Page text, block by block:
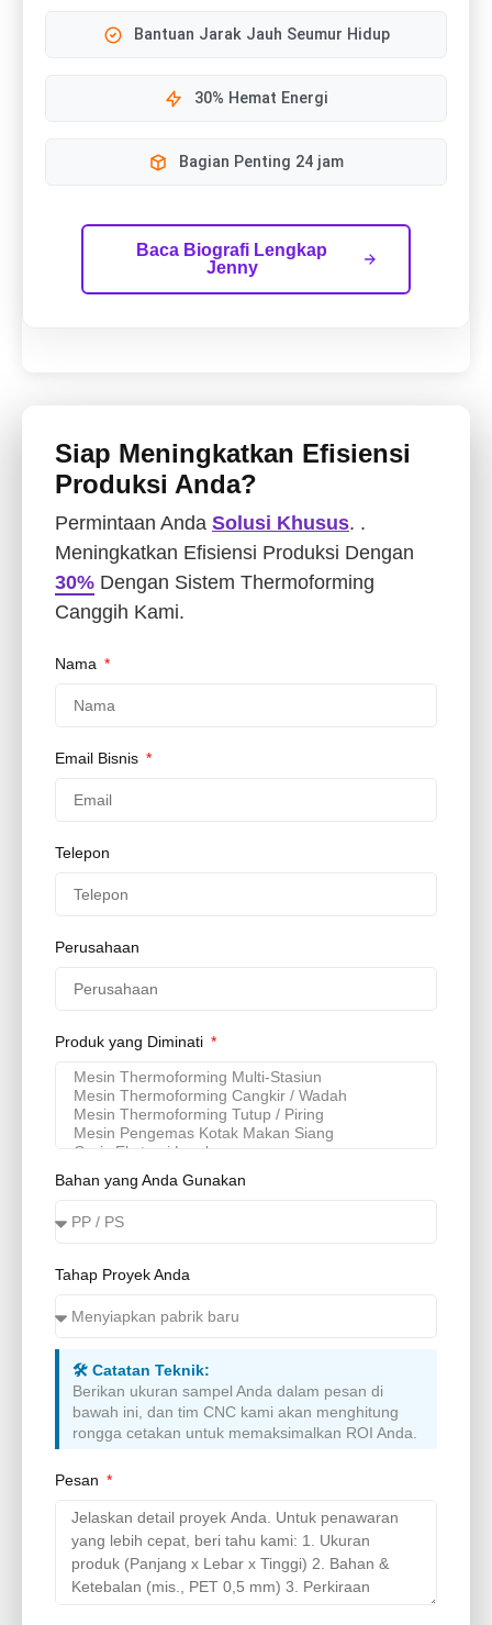
Bantuan Jarak Jauh Seumur Hidup
30% Hemat Energi
Bagian Penting 24 jam
Baca Biografi Lengkap
Jenny
Siap Meningkatkan Efisiensi
Produksi Anda?
Permintaan Anda Solusi Khusus. .
Meningkatkan Efisiensi Produksi Dengan
30% Dengan Sistem Thermoforming
Canggih Kami.
Nama
Email Bisnis
Telepon
Perusahaan
Produk yang Diminati
Bahan yang Anda Gunakan
Tahap Proyek Anda
🛠️ Catatan Teknik:
Berikan ukuran sampel Anda dalam pesan di
bawah ini, dan tim CNC kami akan menghitung
rongga cetakan untuk memaksimalkan ROI Anda.
Pesan